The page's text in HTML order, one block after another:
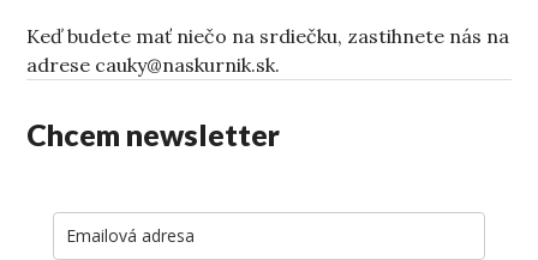
Keď budete mať niečo na srdiečku, zastihnete nás na
adrese cauky@naskurnik.sk.
Chcem newsletter